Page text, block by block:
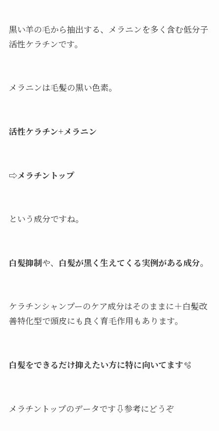
黒い羊の毛から抽出する、メラニンを多く含む低分子
活性ケラチンです。
メラニンは毛髪の黒い色素。
活性ケラチン+メラニン
⇨メラチントップ
という成分ですね。
白髪抑制や、 白髪が黒く生えてくる実例がある成分。
ケラチンシャンプーのケア成分はそのままに＋白髪改
善特化型で頭皮にも良く育毛作用もあります。
白髪をできるだけ抑えたい方に特に向いてます🫧
メラチントップのデータです⇩参考にどうぞ